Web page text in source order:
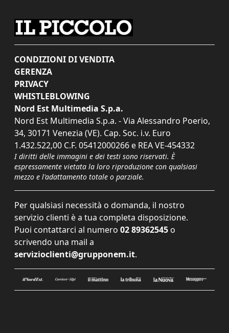
CONDIZIONI DI VENDITA
GERENZA
PRIVACY
WHISTLEBLOWING
Nord Est Multimedia S.p.a.
Nord Est Multimedia S.p.a. - Via Alessandro Poerio,
34, 30171 Venezia (VE). Cap. Soc. i.v. Euro
1.432.522,00 C.F. 05412000266 e REA VE-454332
I diritti delle immagini e dei testi sono riservati. È
espressamente vietata la loro riproduzione con qualsiasi
mezzo e l'adattamento totale o parziale.
Per qualsiasi necessità o domanda, il nostro
servizio clienti è a tua completa disposizione.
Puoi contattarci al numero 02 89362545 o
scrivendo una mail a
servizioclienti@grupponem.it.